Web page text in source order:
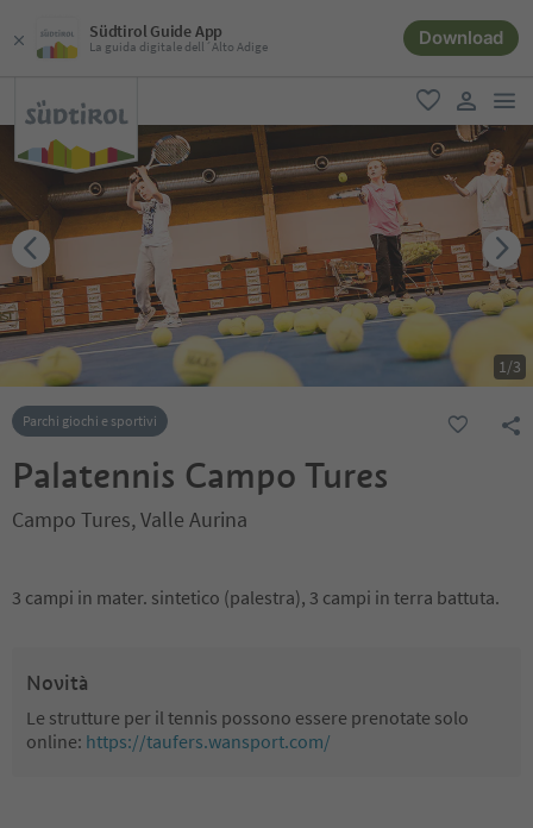
Südtirol Guide App
La guida digitale dell´Alto Adige Download
favoriti
user link
1/3
Parchi giochi e sportivi
Palatennis Campo Tures
Campo Tures, Valle Aurina
3 campi in mater. sintetico (palestra), 3 campi in terra battuta.
Novità
Le strutture per il tennis possono essere prenotate solo
online: https://taufers.wansport.com/